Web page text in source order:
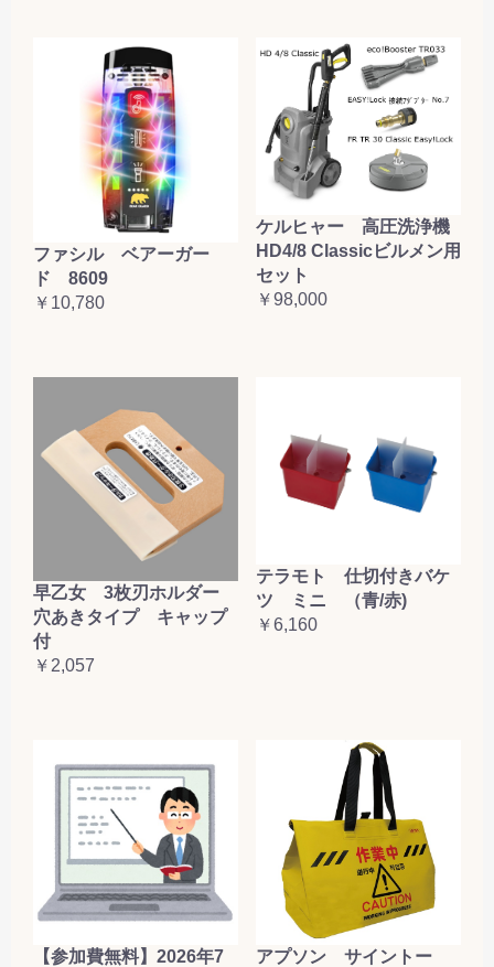
ファシル ベアーガー
ド 8609
￥10,780
ケルヒャー 高圧洗浄機
HD4/8 Classicビルメン用
セット
￥98,000
早乙女 3枚刃ホルダー
穴あきタイプ キャップ
付
￥2,057
テラモト 仕切付きバケ
ツ ミニ （青/赤)
￥6,160
【参加費無料】2026年7
アプソン サイントー